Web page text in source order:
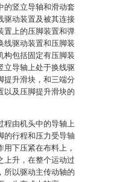
的竖立导轴和滑动套
驱动装置及被其连接
置上的压脚装置和弹
线驱动装置和压脚装
构包括固定有压脚装
立导轴上处于换线驱
提升滑块，和三端分
以及压脚提升滑块的
程由机头中的导轴上
的行程和压力受导轴
下压紧在布料上，
上升，在整个运动过
所以驱动主传动轴的